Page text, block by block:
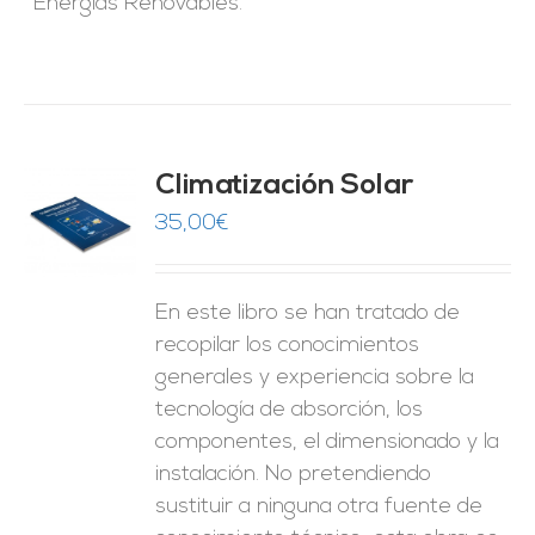
Climatización Solar
35,00€
En este libro se han tratado de
recopilar los conocimientos
generales y experiencia sobre la
tecnología de absorción, los
componentes, el dimensionado y la
instalación. No pretendiendo
sustituir a ninguna otra fuente de